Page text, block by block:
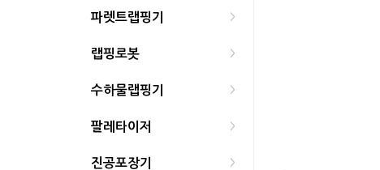
파렛트랩핑기 >
랩핑로봇 >
수하물랩핑기 >
팔레타이저 >
진공포장기 >